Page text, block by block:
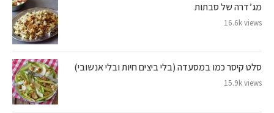
מג’דרה של סבתות
16.6k views
סלט קיסר כמו במסעדה (בלי ביצים חיות ובלי אנשובי)
15.9k views